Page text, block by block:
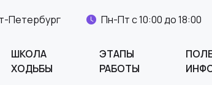
Петербург Пн-Пт с 10:00 до 18:00
ШКОЛА
ХОДЬБЫ
ЭТАПЫ
РАБОТЫ